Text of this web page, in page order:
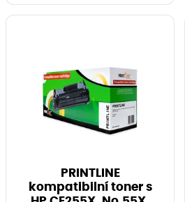
PRINTLINE
kompatibilní toner s